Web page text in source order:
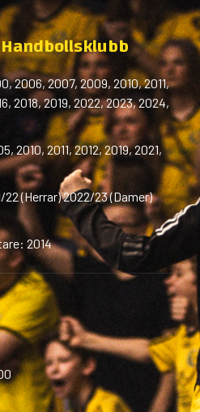
2006, 2007, 2009, 2010, 2011,
2018, 2019, 2022, 2023, 2024,
2010, 2011, 2012, 2019, 2021,
22 (Herrar) 2022/23 (Damer)
2014